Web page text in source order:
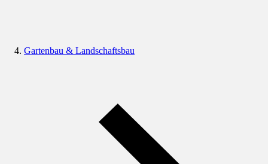
Gartenbau & Landschaftsbau